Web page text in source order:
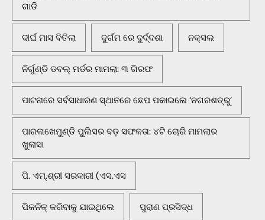
ଗାଡି
ଦୀର୍ଘ ମାସ ବିତିଲା ଦୁର୍ଗମ ରେ ଦୁର୍ଦ୍ଦଶା ନକ୍ସଲ
ନିର୍ଗୁଣ୍ଡି ଡବଲ୍ ମର୍ଡର ମାମଲା: ୩ ଗିରଫ
ପାଟନାରେ ସର୍ବସାଧାରଣ ସ୍ଥାନରେ ଛେପ ପକାଇଲେ ‘ନଗରଶତ୍ରୁ’
ପାରଳାଖେମୁଣ୍ଡି ପୁଲିସର ବଡ଼ ସଫଳତା: ୪ଟି ଚୋରି ମାମଲାର
ଖୁଲାସା
ପି. ଏମ୍.ଶ୍ରୀ ସରକାରୀ (ଏସ.ଏସ
ପିକନିକ୍‌ କରିବାକୁ ଯାଇଥିଲେ ପୁରାଣ ପ୍ରସିଦ୍ଧ